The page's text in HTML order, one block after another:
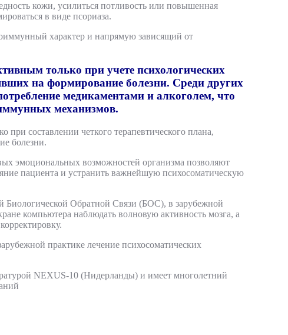
кожи, усилиться потливость или повышенная
в виде псориаза.
характер и напрямую зависящий от
только при учете психологических
на формирование болезни. Среди других
медикаментами и алкоголем, что
механизмов.
составлении четкого терапевтического плана,
болезни.
эмоциональных возможностей организма позволяют
пациента и устранить важнейшую психосоматическую
Биологической Обратной Связи (БОС), в зарубежной
компьютера наблюдать волновую активность мозга, а
практике лечение психосоматических
NEXUS-10 (Нидерланды) и имеет многолетний